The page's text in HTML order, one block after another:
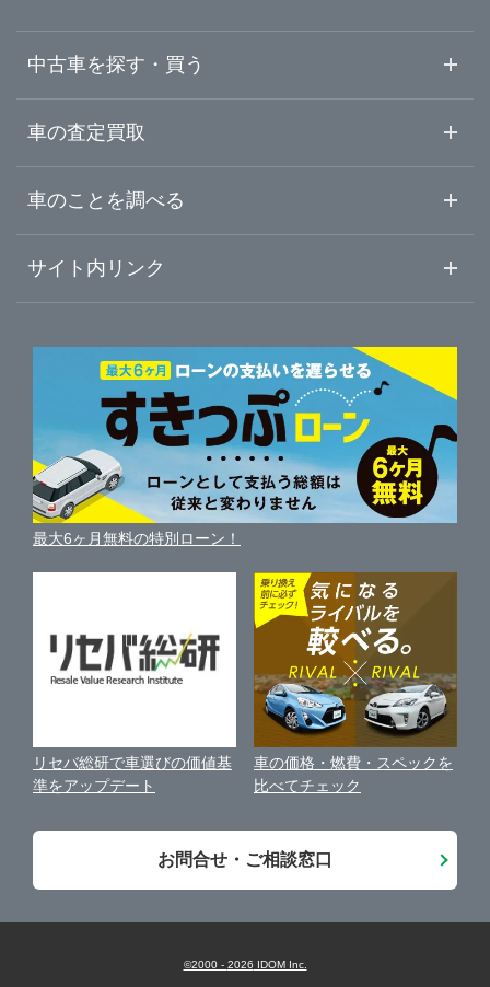
ガリバー高岡店
ガリバー黒部店
山梨県
長野県
岐阜県
静岡県
三重県
中古車を探す・買う
中古車情報・中古車検索
初めての中古車購入ガイド
中古車人気ランキング
自動車ローンを調べる
ガリバーの自動車ローン
車買い替えの基礎知識
近くのお店で車を探す
車の査定買取
車査定・車買取ならガリバー
ガリバーの査定が選ばれる理由
車を売る時よくある質問
便利な査定サービス
中古車買取相場（毎月更新）
車の個人売買ガイド
車のことを調べる
車初心者まとめ
新車・中古車カタログ
車の燃費を調べる
車種別クチコミ
車比較サイト
サイト内リンク
サイトマップ
サイトの使用条件
利用規約
保険代理店業務に関する基本方針
古物営業法に基づく表示
お客様の声
会社案内
最大6ヶ月無料の特別ローン！
リセバ総研で車選びの価値基
準をアップデート
車の価格・燃費・スペックを
比べてチェック
お問合せ・ご相談窓口
©2000 - 2026 IDOM Inc.